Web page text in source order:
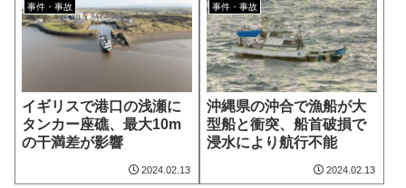
事件・事故
イギリスで港口の浅瀬に
タンカー座礁、最大10m
の干満差が影響
2024.02.13
事件・事故
沖縄県の沖合で漁船が大
型船と衝突、船首破損で
浸水により航行不能
2024.02.13